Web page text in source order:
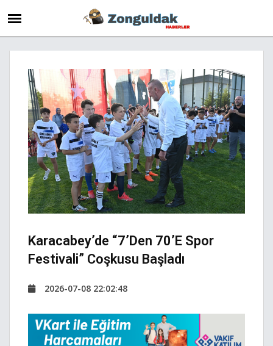
Karacabey’de “7’den 70’e Spor
Festivali” Coşkusu Başladı
2026-07-08 22:02:48